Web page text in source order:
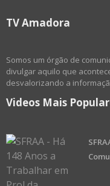
TV Amadora
Somos um órgão de
divulgar aquilo que
desvalorizando a
Videos Mais